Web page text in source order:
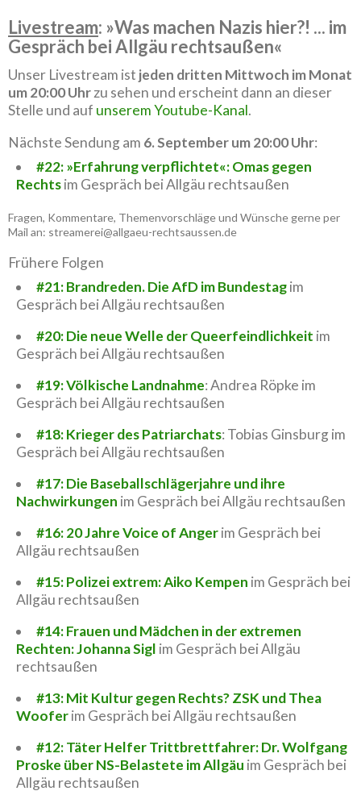
Livestream: »Was machen Nazis hier?! ... im
Gespräch bei Allgäu rechtsaußen«
Unser Livestream ist jeden dritten Mittwoch im Monat
um 20:00 Uhrzu sehen und erscheint dann an dieser
Stelle und auf unserem Youtube-Kanal.
Nächste Sendung am 6. September um 20:00 Uhr:
#22: »Erfahrung verpflichtet«: Omas gegen
Rechtsim Gespräch bei Allgäu rechtsaußen
Fragen, Kommentare, Themenvorschläge und Wünsche gerne per
Mail an: streamerei@allgaeu-rechtsaussen.de
Frühere Folgen
#21: Brandreden. Die AfD im Bundestagim
Gespräch bei Allgäu rechtsaußen
#20: Die neue Welle der Queerfeindlichkeit im
Gespräch bei Allgäu rechtsaußen
#19: Völkische Landnahme: Andrea Röpke im
Gespräch bei Allgäu rechtsaußen
#18: Krieger des Patriarchats: Tobias Ginsburg im
Gespräch bei Allgäu rechtsaußen
#17: Die Baseballschlägerjahre und ihre
Nachwirkungen im Gespräch bei Allgäu rechtsaußen
#16: 20 Jahre Voice of Angerim Gespräch bei
Allgäu rechtsaußen
#15: Polizei extrem: Aiko Kempen im Gespräch bei
Allgäu rechtsaußen
#14: Frauen und Mädchen in der extremen
Rechten: Johanna Sigl im Gespräch bei Allgäu
rechtsaußen
#13: Mit Kultur gegen Rechts? ZSK und Thea
Wooferim Gespräch bei Allgäu rechtsaußen
#12: Täter Helfer Trittbrettfahrer: Dr. Wolfgang
Proske über NS-Belastete im Allgäu im Gespräch bei
Allgäu rechtsaußen